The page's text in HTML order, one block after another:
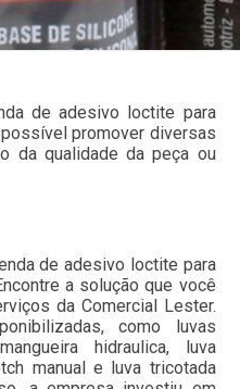
de adesivo loctite para
promover diversas
da qualidade da peça ou
de adesivo loctite para
a solução que você
da Comercial Lester.
como luvas
hidraulica, luva
manual e luva tricotada